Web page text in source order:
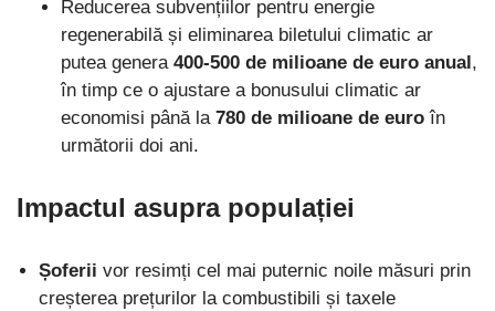
Reducerea subvențiilor pentru energie
regenerabilă și eliminarea biletului climatic ar
putea genera 400-500 de milioane de euro anual ,
în timp ce o ajustare a bonusului climatic ar
economisi până la 780 de milioane de euro în
următorii doi ani.
Impactul asupra populației
Șoferii vor resimți cel mai puternic noile măsuri prin
creșterea prețurilor la combustibili și taxele